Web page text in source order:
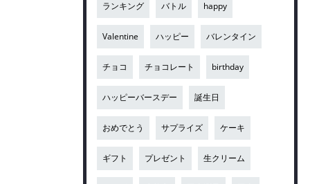
ランキング バトル happy
Valentine ハッピー バレンタイン
チョコ チョコレート birthday
ハッピーバースデー 誕生日
おめでとう サプライズ ケーキ
ギフト プレゼント 生クリーム